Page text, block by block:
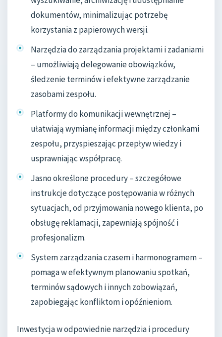
dokumentów, minimalizując potrzebę
korzystania z papierowych wersji.
Narzędzia do zarządzania projektami i zadaniami
– umożliwiają delegowanie obowiązków,
śledzenie terminów i efektywne zarządzanie
zasobami zespołu.
Platformy do komunikacji wewnętrznej –
ułatwiają wymianę informacji między członkami
zespołu, przyspieszając przepływ wiedzy i
usprawniając współpracę.
Jasno określone procedury – szczegółowe
instrukcje dotyczące postępowania w różnych
sytuacjach, od przyjmowania nowego klienta, po
obsługę reklamacji, zapewniają spójność i
profesjonalizm.
System zarządzania czasem i harmonogramem –
pomaga w efektywnym planowaniu spotkań,
terminów sądowych i innych zobowiązań,
zapobiegając konfliktom i opóźnieniom.
Inwestycja w odpowiednie narzędzia i procedury